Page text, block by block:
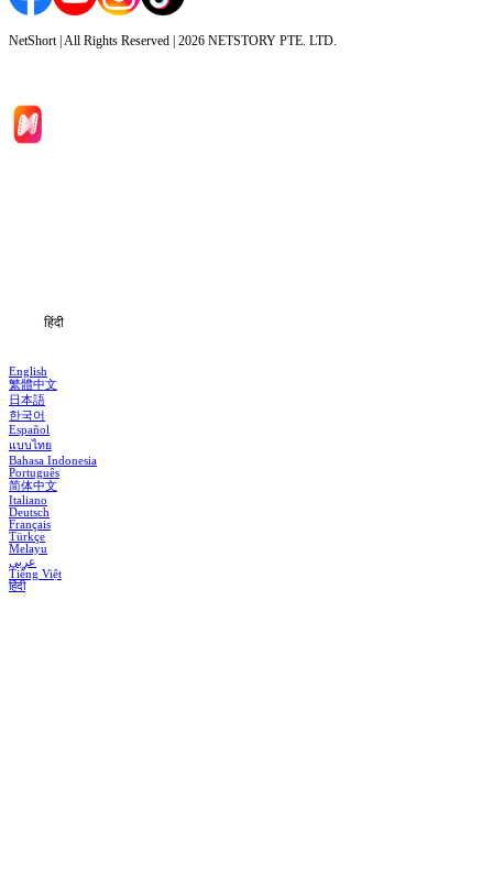
NetShort | All Rights Reserved | 2026 NETSTORY PTE. LTD.
हिंदी
English
繁體中文
日本語
한국어
Español
แบบไทย
Bahasa Indonesia
Português
简体中文
Italiano
Deutsch
Français
Türkçe
Melayu
عربي
Tiếng Việt
हिंदी